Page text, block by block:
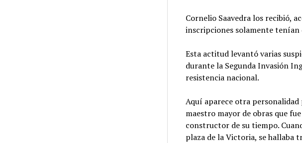
Cornelio Saavedra los recibió,
inscripciones solamente tenían
Esta actitud levantó varias
durante la Segunda Invasión
resistencia nacional.
Aquí aparece otra personalidad
maestro mayor de obras que
constructor de su tiempo.
plaza de la Victoria, se hallaba